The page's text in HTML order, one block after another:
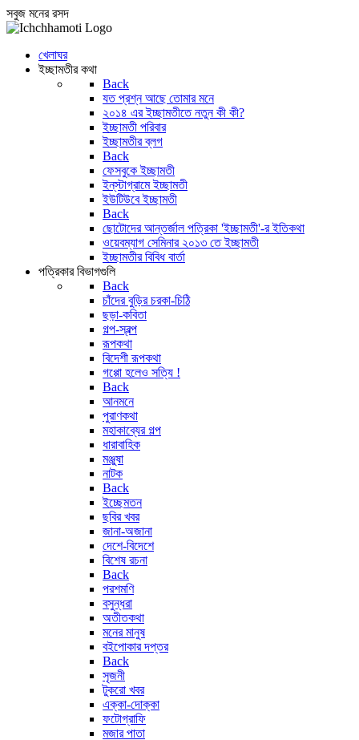
সবুজ মনের রসদ
খেলাঘর
ইচ্ছামতীর কথা
Back
যত প্রশ্ন আছে তোমার মনে
২০১৪ এর ইচ্ছামতীতে নতুন কী কী?
ইচ্ছামতী পরিবার
ইচ্ছামতীর ব্লগ
Back
ফেসবুকে ইচ্ছামতী
ইন্‌স্টাগ্রামে ইচ্ছামতী
ইউটিউবে ইচ্ছামতী
Back
ছোটোদের আন্তর্জাল পত্রিকা 'ইচ্ছামতী'-র ইতিকথা
ওয়েবম্যাগ সেমিনার ২০১৩ তে ইচ্ছামতী
ইচ্ছামতীর বিবিধ বার্তা
পত্রিকার বিভাগগুলি
Back
চাঁদের বুড়ির চরকা-চিঠি
ছড়া-কবিতা
গল্প-স্বল্প
রূপকথা
বিদেশী রূপকথা
গপ্পো হলেও সত্যি !
Back
আনমনে
পুরাণকথা
মহাকাব্যের গল্প
ধারাবাহিক
মঞ্জুষা
নাটক
Back
ইচ্ছেমতন
ছবির খবর
জানা-অজানা
দেশে-বিদেশে
বিশেষ রচনা
Back
পরশমণি
বসুন্ধরা
অতীতকথা
মনের মানুষ
বইপোকার দপ্তর
Back
সৃজনী
টুকরো খবর
এক্কা-দোক্কা
ফটোগ্রাফি
মজার পাতা